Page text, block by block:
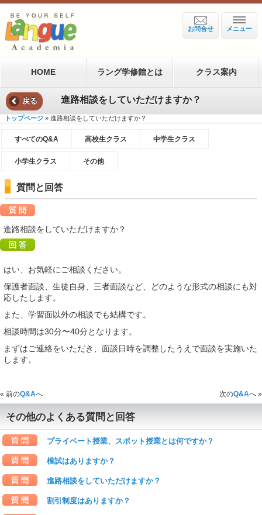
メニュー
お問合せ
HOME ラング学修館とは クラス案内
戻る 進路相談をしていただけますか？
トップページ » 進路相談をしていただけますか？
すべてのQ&A 高校生クラス 中学生クラス
小学生クラス その他
質問と回答
進路相談をしていただけますか？
はい、お気軽にご相談ください。
保護者面談、生徒自身、三者面談など、どのような形式の相談にも対
応したします。
また、学習面以外の相談でも結構です。
相談時間は30分〜40分となります。
まずはご連絡をいただき、面談日時を調整したうえで面談を実施いた
します。
« 前のQ&Aへ 次のQ&Aへ »
その他のよくある質問と回答
プライベート授業、スポット授業とは何ですか？
模試はありますか？
進路相談をしていただけますか？
割引制度はありますか？